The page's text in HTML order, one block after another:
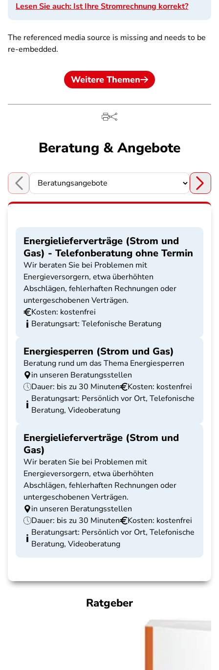
Lesen Sie auch: Ist Ihre Stromrechnung korrekt?
The referenced media source is missing and needs to be
re-embedded.
Weitere Themen
Beratung & Angebote
Choose a section
Energielieferverträge (Strom und
Gas) - Telefonberatung ohne Termin
Wir beraten Sie bei Problemen mit
Energieversorgern, etwa überhöhten
Abschlägen, fehlerhaften Rechnungen oder
untergeschobenen Verträgen.
Kosten: kostenfrei
Beratungsart: Telefonische Beratung
Energiesperren (Strom und Gas)
Beratung rund um das Thema Energiesperren
in unseren Beratungsstellen
Dauer: bis zu 30 Minuten
Kosten: kostenfrei
Beratungsart: Persönlich vor Ort, Telefonische
Beratung, Videoberatung
Energielieferverträge (Strom und
Gas)
Wir beraten Sie bei Problemen mit
Energieversorgern, etwa überhöhten
Abschlägen, fehlerhaften Rechnungen oder
untergeschobenen Verträgen.
in unseren Beratungsstellen
Dauer: bis zu 30 Minuten
Kosten: kostenfrei
Beratungsart: Persönlich vor Ort, Telefonische
Beratung, Videoberatung
Ratgeber